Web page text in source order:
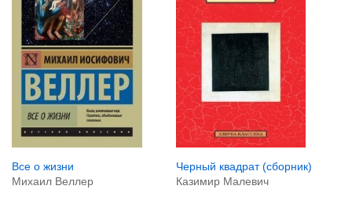
Все о жизни
Михаил Веллер
Черный квадрат (сборник)
Казимир Малевич